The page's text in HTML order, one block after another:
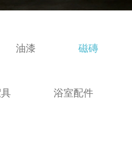
油漆 磁磚
浴室配件